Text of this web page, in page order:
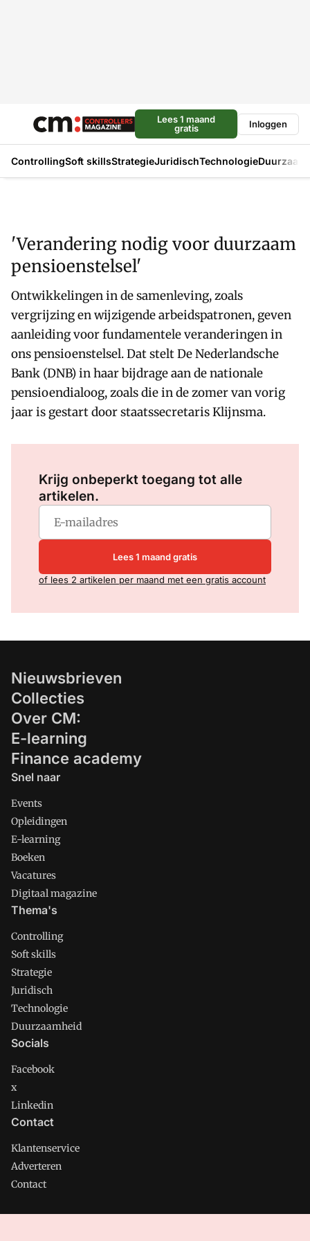
Lees 1 maand
gratis
Inloggen
ControllingSoft skillsStrategieJuridischTechnologie
'Verandering nodig voor duurzaam
pensioenstelsel'
Ontwikkelingen in de samenleving, zoals
vergrijzing en wijzigende arbeidspatronen, geven
aanleiding voor fundamentele veranderingen in
ons pensioenstelsel. Dat stelt De Nederlandsche
Bank (DNB) in haar bijdrage aan de nationale
pensioendialoog, zoals die in de zomer van vorig
jaar is gestart door staatssecretaris Klijnsma.
Krijg onbeperkt toegang tot alle
artikelen.
Lees 1 maand gratis
of lees 2 artikelen per maand met een gratis account
Nieuwsbrieven
Collecties
Over CM:
E-learning
Finance academy
Snel naar
Events
Opleidingen
E-learning
Boeken
Vacatures
Digitaal magazine
Thema's
Controlling
Soft skills
Strategie
Juridisch
Technologie
Duurzaamheid
Socials
Facebook
x
Linkedin
Contact
Klantenservice
Adverteren
Contact